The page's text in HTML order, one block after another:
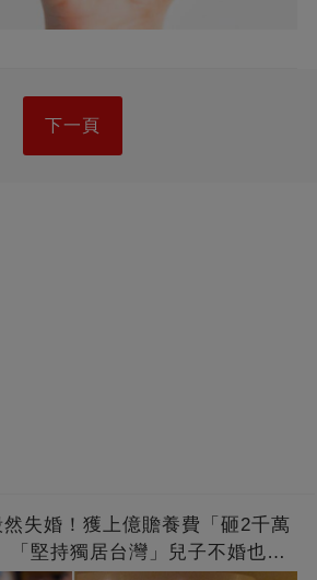
下一頁
失婚！獲上億贍養費「砸2千萬
「堅持獨居台灣」兒子不婚也支